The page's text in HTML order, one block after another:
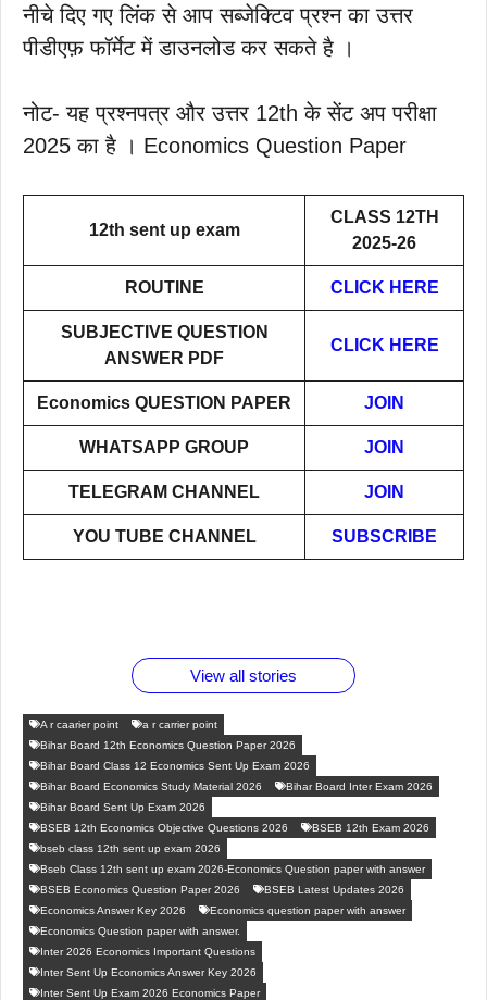
नीचे दिए गए लिंक से आप सब्जेक्टिव प्रश्न का उत्तर
पीडीएफ़ फॉर्मेट में डाउनलोड कर सकते है ।
नोट- यह प्रश्नपत्र और उत्तर 12th के सेंट अप परीक्षा
2025 का है । Economics Question Paper
12th sent up exam
CLASS 12TH
2025-26
ROUTINE CLICK HERE
SUBJECTIVE QUESTION
ANSWER PDF
CLICK HERE
Economics QUESTION PAPER JOIN
WHATSAPP GROUP JOIN
TELEGRAM CHANNEL JOIN
YOU TUBE CHANNEL SUBSCRIBE
ताजमहल
बोर्ड परीक्षा
सुबह सुबह
2026 में
View all stories
A r caarier point
a r carrier point
Bihar Board 12th Economics Question Paper 2026
Bihar Board Class 12 Economics Sent Up Exam 2026
Bihar Board Economics Study Material 2026
Bihar Board Inter Exam 2026
Bihar Board Sent Up Exam 2026
BSEB 12th Economics Objective Questions 2026
BSEB 12th Exam 2026
bseb class 12th sent up exam 2026
Bseb Class 12th sent up exam 2026-Economics Question paper with answer
BSEB Economics Question Paper 2026
BSEB Latest Updates 2026
Economics Answer Key 2026
Economics question paper with answer
Economics Question paper with answer.
Inter 2026 Economics Important Questions
Inter Sent Up Economics Answer Key 2026
Inter Sent Up Exam 2026 Economics Paper